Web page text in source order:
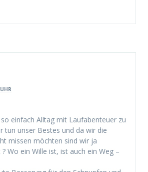
einfach Alltag mit Laufabenteuer zu
tun unser Bestes und da wir die
missen möchten sind wir ja
Wo ein Wille ist, ist auch ein Weg –